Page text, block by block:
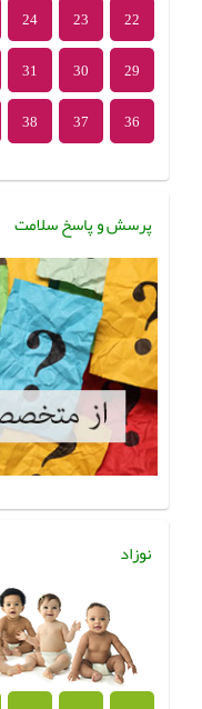
22
23
24
29
30
31
36
37
38
پرسش و پاسخ سلامت
نوزاد